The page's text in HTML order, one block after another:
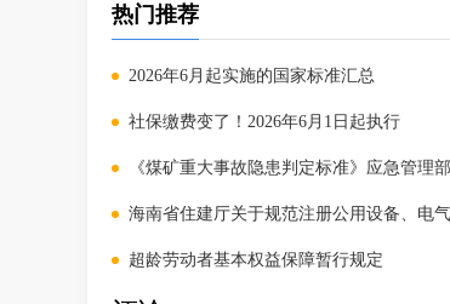
原文链接：
https://
4322b017ec80.shtml
热门推荐
2026年6月起实施的国家标准汇总
社保缴费变了！2026年6月1日起执行
《煤矿重大事故隐患判定标准》应急管理
海南省住建厅关于规范注册公用设备、电气工程
超龄劳动者基本权益保障暂行规定